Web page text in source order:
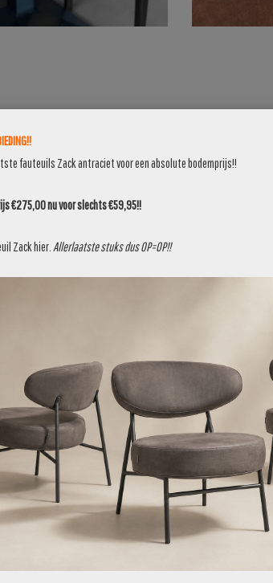
149,95 €139,95
VOEG TOE AAN OFFERTE
€1.249,95
PARTIJ 02036
fauteuils Zack antraciet voor een absolute bodemprijs!!
€275,00 nu voor slechts €59,95!!
Zackhier Allerlaatste stuks dus OP=OP!!